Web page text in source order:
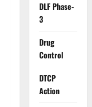
DLF Phase-
3
Drug
Control
DTCP
Action